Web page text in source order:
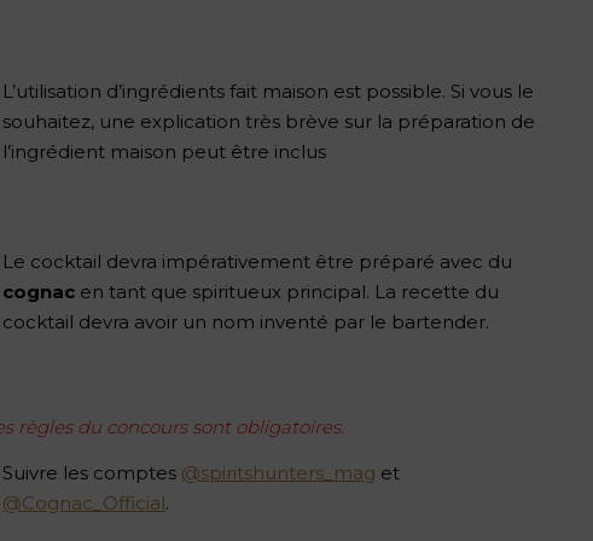
L’utilisation d’ingrédients fait maison est possible. Si vous le
souhaitez, une explication très brève sur la préparation de
l’ingrédient maison peut être inclus
Le cocktail devra impérativement être préparé avec du
cognac en tant que spiritueux principal. La recette du
cocktail devra avoir un nom inventé par le bartender.
règles du concours sont obligatoires.
Suivre les comptes @spiritshunters_mag et
@Cognac_Official.